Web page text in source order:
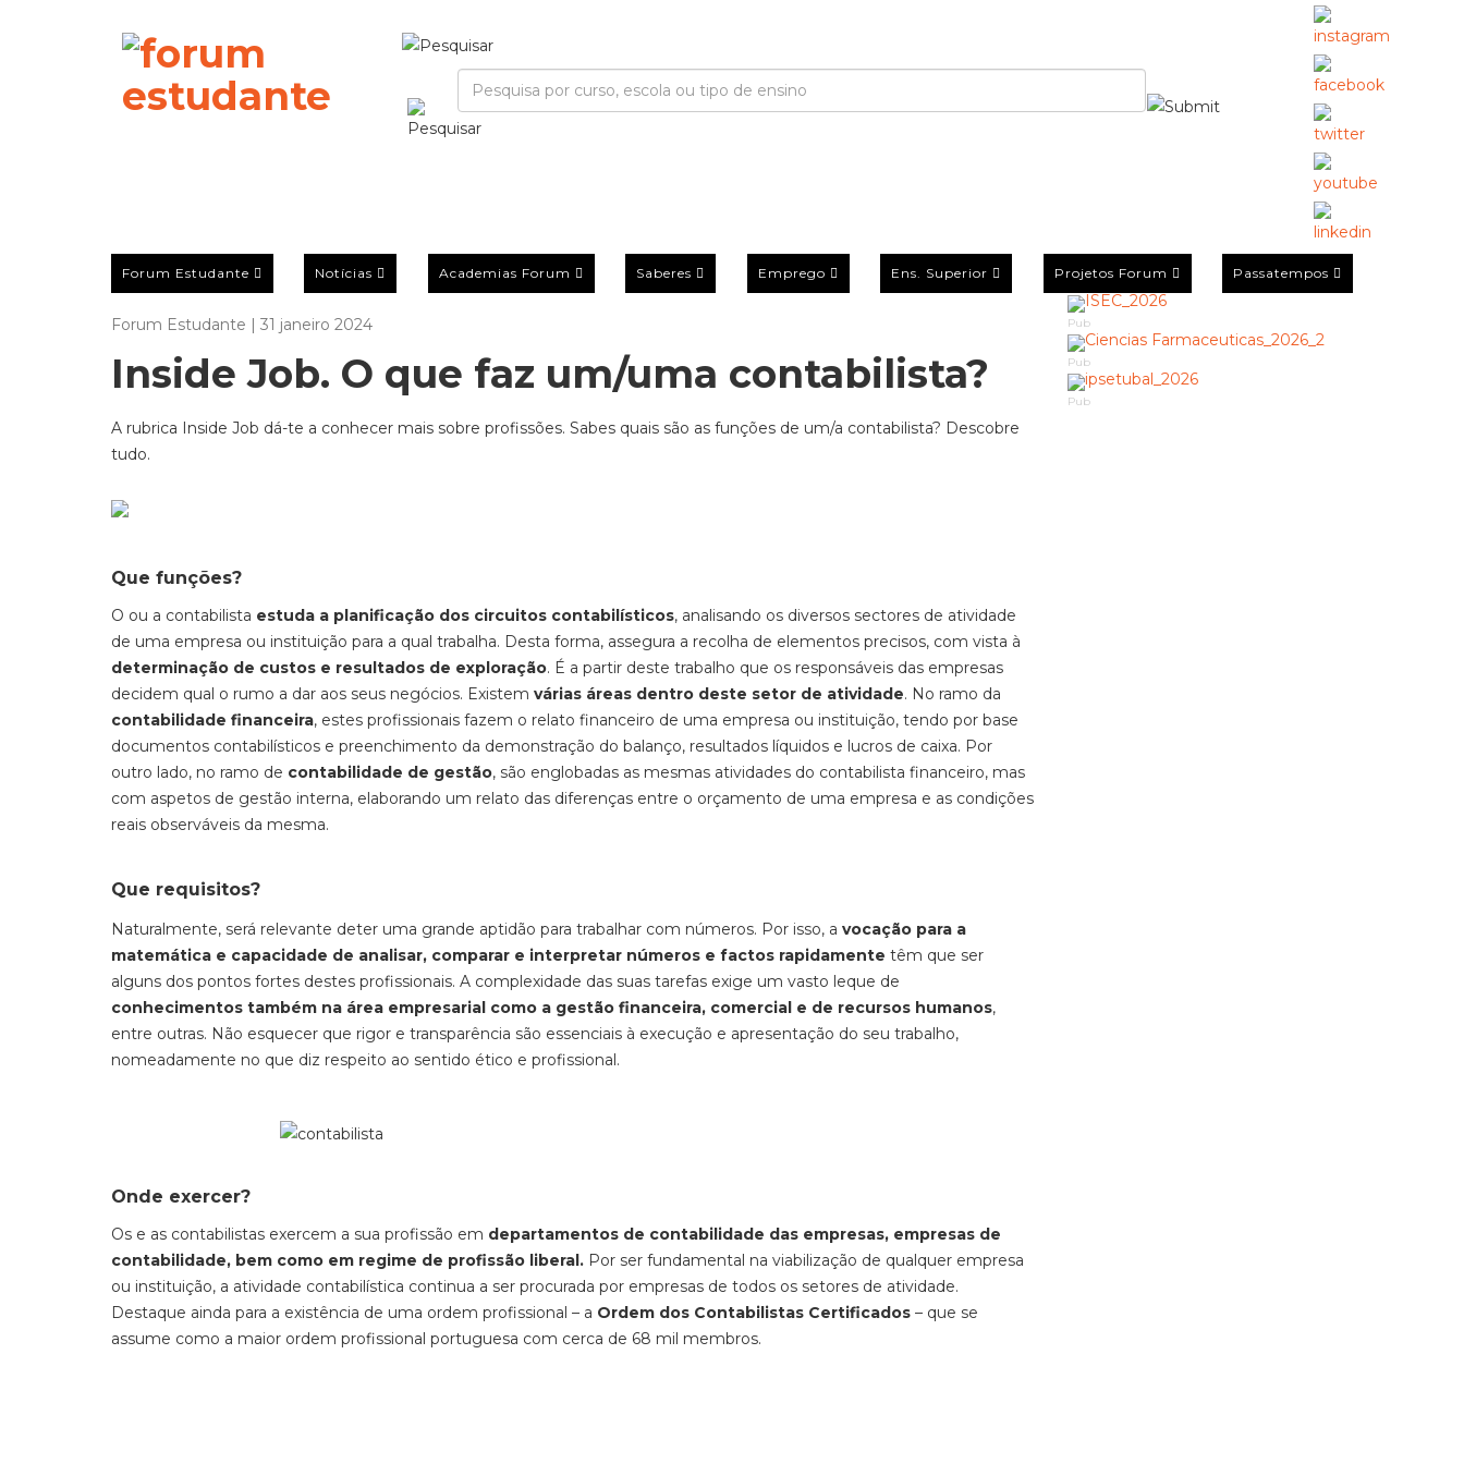
Forum Estudante Notícias Academias Forum Saberes Emprego Ens. Superior Projetos Forum Passatempos
Forum Estudante | 31 janeiro 2024
Inside Job. O que faz um/uma contabilista?
A rubrica Inside Job dá-te a conhecer mais sobre profissões. Sabes quais são as funções de um/a contabilista? Descobre
tudo.
Que funções?
O ou a contabilista estuda a planificação dos circuitos contabilísticos, analisando os diversos sectores de atividade
de uma empresa ou instituição para a qual trabalha. Desta forma, assegura a recolha de elementos precisos, com vista à
determinação de custos e resultados de exploração. É a partir deste trabalho que os responsáveis das empresas
decidem qual o rumo a dar aos seus negócios. Existem várias áreas dentro deste setor de atividade. No ramo da
contabilidade financeira, estes profissionais fazem o relato financeiro de uma empresa ou instituição, tendo por base
documentos contabilísticos e preenchimento da demonstração do balanço, resultados líquidos e lucros de caixa. Por
outro lado, no ramo de contabilidade de gestão, são englobadas as mesmas atividades do contabilista financeiro, mas
com aspetos de gestão interna, elaborando um relato das diferenças entre o orçamento de uma empresa e as condições
reais observáveis da mesma.
Que requisitos?
Naturalmente, será relevante deter uma grande aptidão para trabalhar com números. Por isso, a vocação para a
matemática e capacidade de analisar, comparar e interpretar números e factos rapidamente têm que ser
alguns dos pontos fortes destes profissionais. A complexidade das suas tarefas exige um vasto leque de
conhecimentos também na área empresarial como a gestão financeira, comercial e de recursos humanos,
entre outras. Não esquecer que rigor e transparência são essenciais à execução e apresentação do seu trabalho,
nomeadamente no que diz respeito ao sentido ético e profissional.
Onde exercer?
Os e as contabilistas exercem a sua profissão em departamentos de contabilidade das empresas, empresas de
contabilidade, bem como em regime de profissão liberal. Por ser fundamental na viabilização de qualquer empresa
ou instituição, a atividade contabilística continua a ser procurada por empresas de todos os setores de atividade.
Destaque ainda para a existência de uma ordem profissional – a Ordem dos Contabilistas Certificados – que se
assume como a maior ordem profissional portuguesa com cerca de 68 mil membros.
Pub
Pub
Pub